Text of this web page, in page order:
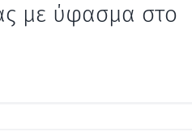
με ύφασμα στο